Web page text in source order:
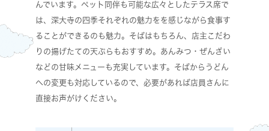
んでいます。ペット同伴も可能な広々としたテラス席で
は、深大寺の四季それぞれの魅力をを感じながら食事す
ることができるのも魅力。そばはもちろん、店主こだわ
りの揚げたての天ぷらもおすすめ。あんみつ・ぜんざい
などの甘味メニューも充実しています。そばからうどん
への変更も対応しているので、必要があれば店員さんに
直接お声がけください。